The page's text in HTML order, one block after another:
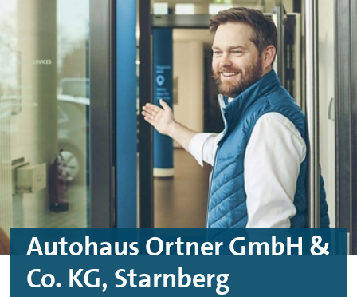
Skip to main content
Skip to footer
Autohaus Ortner GmbH &
Co. KG, Starnberg